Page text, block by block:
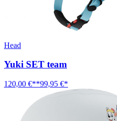
Head
Yuki SET team
120,00 €**99,95 €*